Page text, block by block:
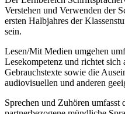
Verstehen und Verwenden der
ersten Halbjahres der
sein.
Lesen/Mit Medien umgehen
Lesekompetenz und richtet sich
Gebrauchstexte sowie die
audiovisuellen und anderen
Sprechen und Zuhören umfasst